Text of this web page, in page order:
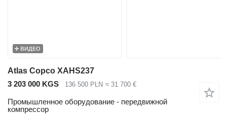
ВИДЕО
Atlas Copco XAHS237
3 203 000 KGS
136 500 PLN ≈ 31 700 €
Промышленное оборудование - передвижной
компрессор